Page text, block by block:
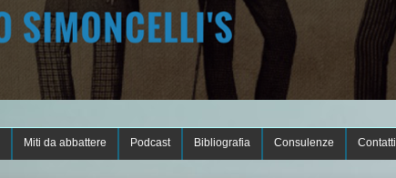
Miti da abbattere Podcast Bibliografia Consulenze Contatti